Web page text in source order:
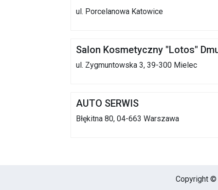
ul. Porcelanowa Katowice
Salon Kosmetyczny "Lotos"
ul. Zygmuntowska 3, 39-300 Mielec
AUTO SERWIS
Błękitna 80, 04-663 Warszawa
Copyright ©